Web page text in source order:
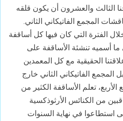
الثالث والعشرون أن يكون قلقه
المجمع الفاتيكاني الثاني.
الفترة التي كان فيها كل أساقفة
ما أسميه تنشئة الأساقفة على
الحقيقية مع كل المعمدين
المجمع الفاتيكاني الثاني خارج
تعلم الأساقفة الكثير من
من الكنائس الأرثوذكسية
استطاعوا في نهاية السنوات